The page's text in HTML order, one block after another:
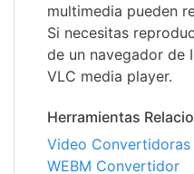
multimedia pueden
Si necesitas
de un navegador de
VLC media player.
Herramientas
Video Convertidoras
WEBM Convertidor